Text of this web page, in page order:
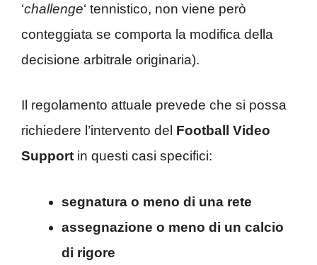
‘challenge‘ tennistico, non viene però
conteggiata se comporta la modifica della
decisione arbitrale originaria).
Il regolamento attuale prevede che si possa
richiedere l’intervento del Football Video
Support in questi casi specifici:
segnatura o meno di una rete
assegnazione o meno di un calcio
di rigore